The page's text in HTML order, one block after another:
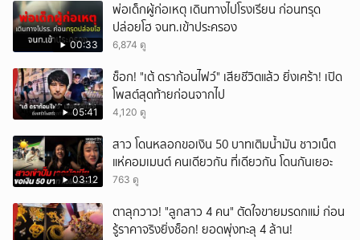
00:33
พ่อเด็กผู้ก่อเหตุ เดินทางไปโรงเรียน ก่อนทรุด
ปล่อยโฮ จนท.เข้าประครอง
6,874 ดู
05:41
ช็อก! "เต้ ดราก้อนไฟว์" เสียชีวิตแล้ว ยิ่งเศร้า! เปิด
โพสต์สุดท้ายก่อนจากไป
4,120 ดู
03:12
สาว โดนหลอกขอเงิน 50 บาทเติมน้ำมัน ชาวเน็ต
แห่คอมเมนต์ คนเดียวกัน ที่เดียวกัน โดนกันเยอะ
763 ดู
ตาลุกวาว! "ลูกสาว 4 คน" ตัดใจขายมรดกแม่ ก่อน
รู้ราคาจริงยิ่งช็อก! ยอดพุ่งทะลุ 4 ล้าน!